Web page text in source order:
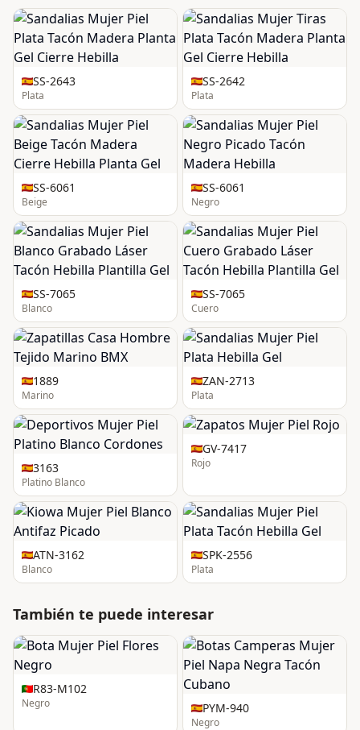
SS-2643
Plata
SS-2642
Plata
SS-6061
Beige
SS-6061
Negro
SS-7065
Blanco
SS-7065
Cuero
1889
Marino
ZAN-2713
Plata
3163
Platino Blanco
GV-7417
Rojo
ATN-3162
Blanco
SPK-2556
Plata
También te puede interesar
R83-M102
Negro PYM-940
Negro